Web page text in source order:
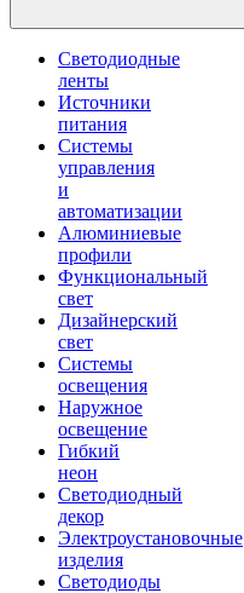
Светодиодные
ленты
Источники
питания
Системы
управления
и
автоматизации
Алюминиевые
профили
Функциональный
свет
Дизайнерский
свет
Системы
освещения
Наружное
освещение
Гибкий
неон
Светодиодный
декор
Электроустановочные
изделия
Светодиоды